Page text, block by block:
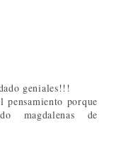
geniales!!!
pensamiento porque
magdalenas de